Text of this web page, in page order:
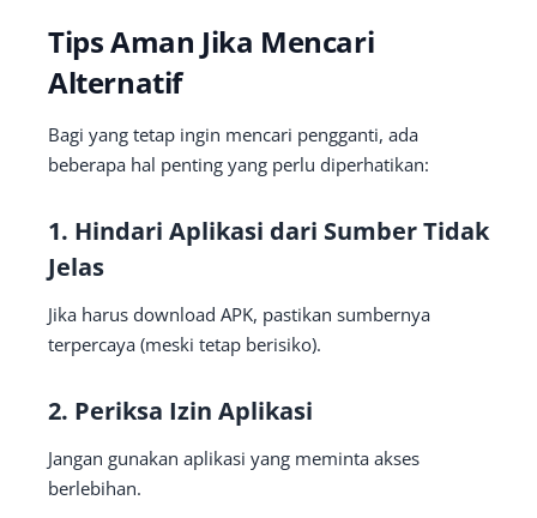
Tips Aman Jika Mencari
Alternatif
Bagi yang tetap ingin mencari pengganti, ada
beberapa hal penting yang perlu diperhatikan:
1. Hindari Aplikasi dari Sumber Tidak
Jelas
Jika harus download APK, pastikan sumbernya
terpercaya (meski tetap berisiko).
2. Periksa Izin Aplikasi
Jangan gunakan aplikasi yang meminta akses
berlebihan.